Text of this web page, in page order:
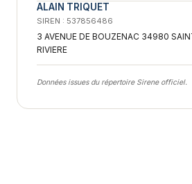
ALAIN TRIQUET
SIREN : 537856486
3 AVENUE DE BOUZENAC 34980
RIVIERE
Données issues du répertoire Sirene officiel.